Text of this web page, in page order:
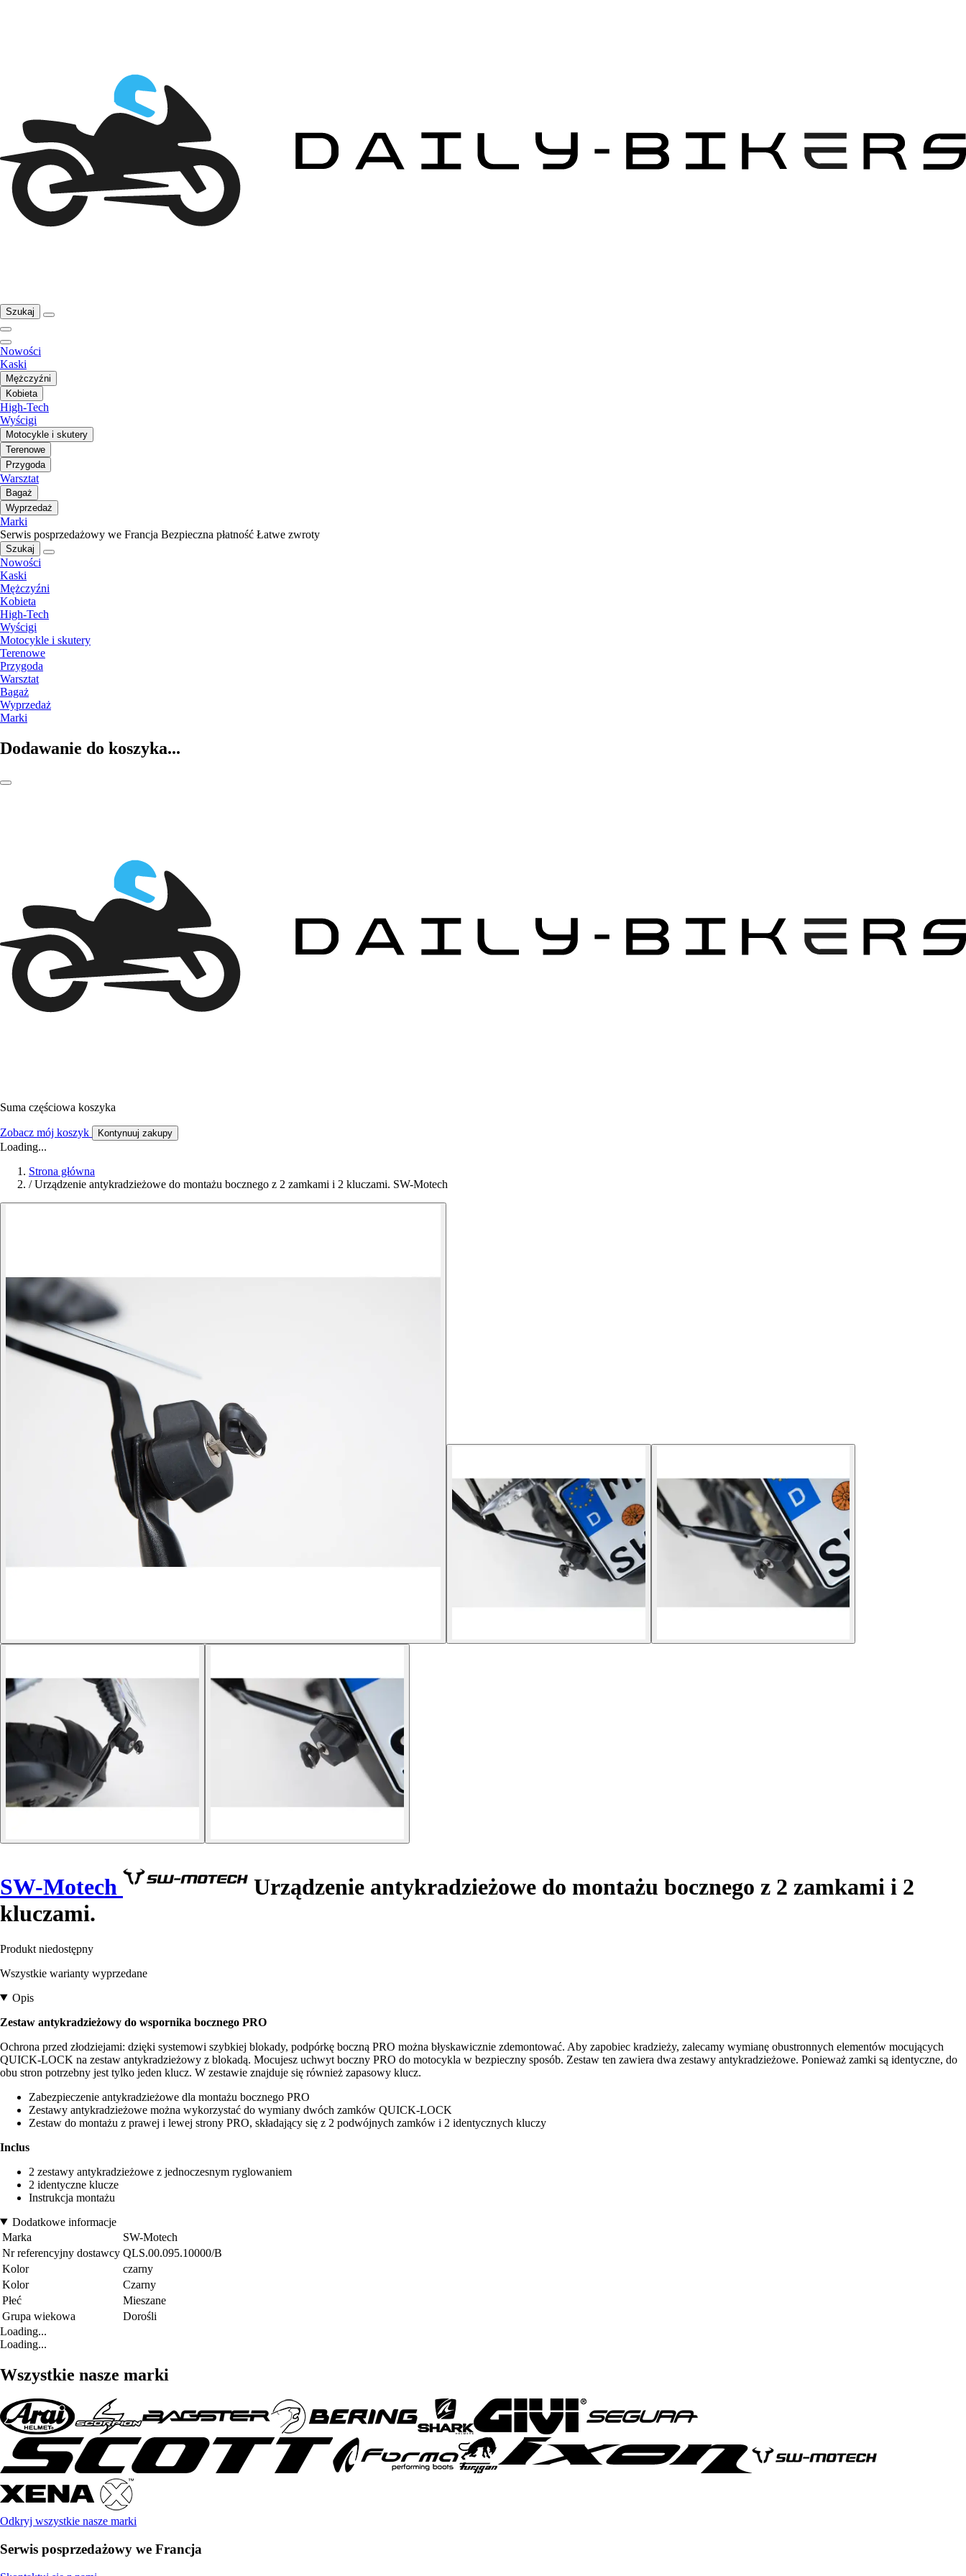
Szukaj
Nowości
Kaski
Mężczyźni
Kobieta
High-Tech
Wyścigi
Motocykle i skutery
Terenowe
Przygoda
Warsztat
Bagaż
Wyprzedaż
Marki
Serwis posprzedażowy we Francja Bezpieczna płatność Łatwe zwroty
Szukaj
Nowości
Kaski
Mężczyźni
Kobieta
High-Tech
Wyścigi
Motocykle i skutery
Terenowe
Przygoda
Warsztat
Bagaż
Wyprzedaż
Marki
Dodawanie do koszyka...
Suma częściowa koszyka
Zobacz mój koszyk Kontynuuj zakupy
Loading...
Strona główna
/ Urządzenie antykradzieżowe do montażu bocznego z 2 zamkami i 2 kluczami. SW-Motech
SW-Motech
Urządzenie antykradzieżowe do montażu bocznego z 2 zamkami i 2
kluczami.
Produkt niedostępny
Wszystkie warianty wyprzedane
Opis
Zestaw antykradzieżowy do wspornika bocznego PRO
Ochrona przed złodziejami: dzięki systemowi szybkiej blokady, podpórkę boczną PRO można błyskawicznie zdemontować. Aby zapobiec kradzieży, zalecamy wymianę obustronnych elementów mocujących
QUICK-LOCK na zestaw antykradzieżowy z blokadą. Mocujesz uchwyt boczny PRO do motocykla w bezpieczny sposób. Zestaw ten zawiera dwa zestawy antykradzieżowe. Ponieważ zamki są identyczne, do
obu stron potrzebny jest tylko jeden klucz. W zestawie znajduje się również zapasowy klucz.
Zabezpieczenie antykradzieżowe dla montażu bocznego PRO
Zestawy antykradzieżowe można wykorzystać do wymiany dwóch zamków QUICK-LOCK
Zestaw do montażu z prawej i lewej strony PRO, składający się z 2 podwójnych zamków i 2 identycznych kluczy
Inclus
2 zestawy antykradzieżowe z jednoczesnym ryglowaniem
2 identyczne klucze
Instrukcja montażu
Dodatkowe informacje
Marka
SW-Motech
Nr referencyjny dostawcy QLS.00.095.10000/B
Kolor
czarny
Kolor
Czarny
Płeć
Mieszane
Grupa wiekowa
Dorośli
Loading...
Loading...
Wszystkie nasze marki
Odkryj wszystkie nasze marki
Serwis posprzedażowy we Francja